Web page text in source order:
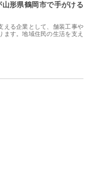
形県鶴岡市で手がける
える企業として、舗装工事や
ます。地域住民の生活を支え